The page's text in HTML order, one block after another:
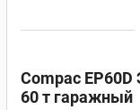
Compac EP60D
60 т гаражный